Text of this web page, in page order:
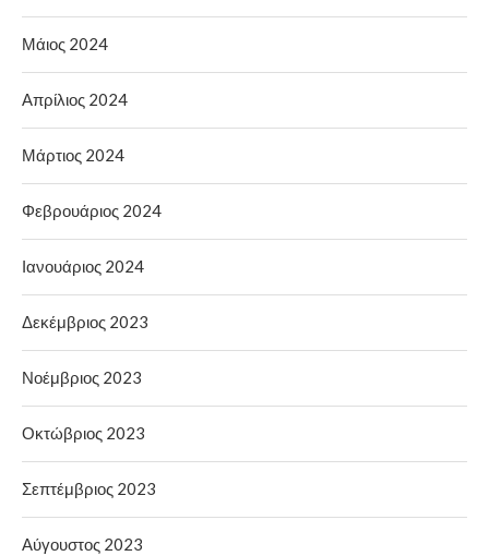
Μάιος 2024
Απρίλιος 2024
Μάρτιος 2024
Φεβρουάριος 2024
Ιανουάριος 2024
Δεκέμβριος 2023
Νοέμβριος 2023
Οκτώβριος 2023
Σεπτέμβριος 2023
Αύγουστος 2023